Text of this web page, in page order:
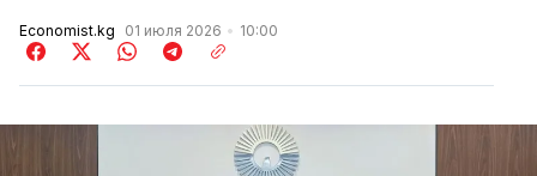
Economist.kg 01 июля 2026 10:00